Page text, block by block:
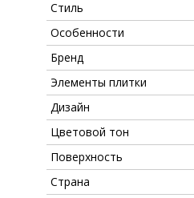
Стиль
Особенности
Бренд
Элементы плитки
Дизайн
Цветовой тон
Поверхность
Страна